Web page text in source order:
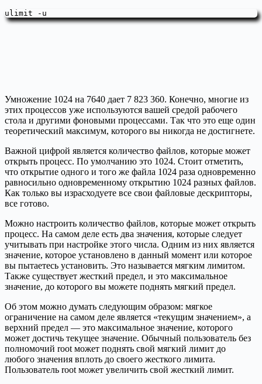
ulimit -u
Умножение 1024 на 7640 дает 7 823 360. Конечно, многие из
этих процессов уже используются вашей средой рабочего
стола и другими фоновыми процессами. Так что это еще один
теоретический максимум, которого вы никогда не достигнете.
Важной цифрой является количество файлов, которые может
открыть процесс. По умолчанию это 1024. Стоит отметить,
что открытие одного и того же файла 1024 раза одновременно
равносильно одновременному открытию 1024 разных файлов.
Как только вы израсходуете все свои файловые дескрипторы,
все готово.
Можно настроить количество файлов, которые может открыть
процесс. На самом деле есть два значения, которые следует
учитывать при настройке этого числа. Одним из них является
значение, которое установлено в данный момент или которое
вы пытаетесь установить. Это называется мягким лимитом.
Также существует жесткий предел, и это максимальное
значение, до которого вы можете поднять мягкий предел.
Об этом можно думать следующим образом: мягкое
ограничение на самом деле является «текущим значением», а
верхний предел — это максимальное значение, которого
может достичь текущее значение. Обычный пользователь без
полномочий root может поднять свой мягкий лимит до
любого значения вплоть до своего жесткого лимита.
Пользователь root может увеличить свой жесткий лимит.